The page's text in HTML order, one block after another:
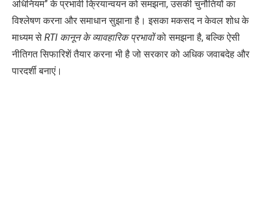
अधिनियम” के प्रभावी क्रियान्वयन को समझना, उसकी चुनौतियों का
विश्लेषण करना और समाधान सुझाना है। इसका मकसद न केवल शोध के
माध्यम से RTI कानून के व्यावहारिक प्रभावोंको समझना है, बल्कि ऐसी
नीतिगत सिफारिशें तैयार करना भी है जो सरकार को अधिक जवाबदेह और
पारदर्शी बनाएं।